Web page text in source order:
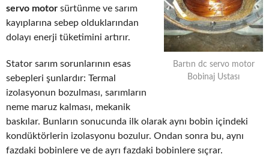
Bartın dc servo motor
Bobinaj Ustası
servo motor sürtünme ve sarım
kayıplarına sebep olduklarından
dolayı enerji tüketimini artırır.
Stator sarım sorunlarının esas
sebepleri şunlardır: Termal
izolasyonun bozulması, sarımların
neme maruz kalması, mekanik
baskılar. Bunların sonucunda ilk olarak aynı bobin içindeki
kondüktörlerin izolasyonu bozulur. Ondan sonra bu, aynı
fazdaki bobinlere ve de ayrı fazdaki bobinlere sıçrar.